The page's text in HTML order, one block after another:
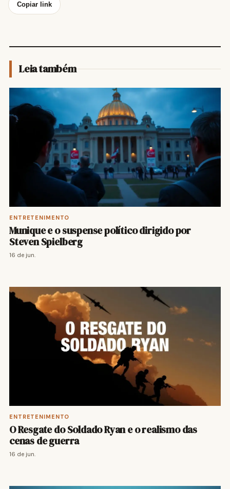
Copiar link
Leia também
ENTRETENIMENTO
Munique e o suspense político dirigido por
Steven Spielberg
16 de jun.
ENTRETENIMENTO
O Resgate do Soldado Ryan e o realismo das
cenas de guerra
16 de jun.